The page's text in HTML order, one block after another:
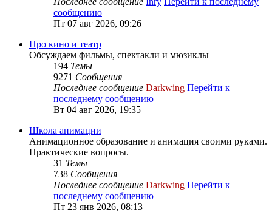
сообщению
Пт 07 авг 2026, 09:26
Про кино и театр
Обсуждаем фильмы, спектакли и мюзиклы
194 Темы
9271 Сообщения
Последнее сообщение Darkwing Перейти к
последнему сообщению
Вт 04 авг 2026, 19:35
Школа анимации
Анимационное образование и анимация своими руками.
Практические вопросы.
31 Темы
738 Сообщения
Последнее сообщение Darkwing Перейти к
последнему сообщению
Пт 23 янв 2026, 08:13